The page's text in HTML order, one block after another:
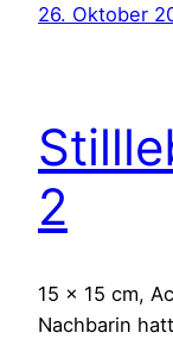
26. Oktober
2
15 x 15 cm,
Nachbarin